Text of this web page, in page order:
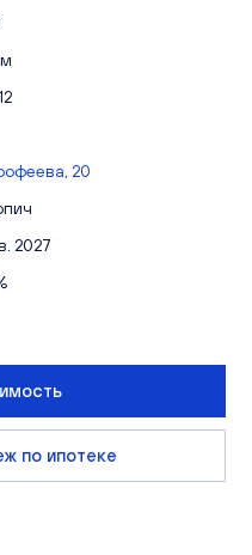
20
2027
по ипотеке